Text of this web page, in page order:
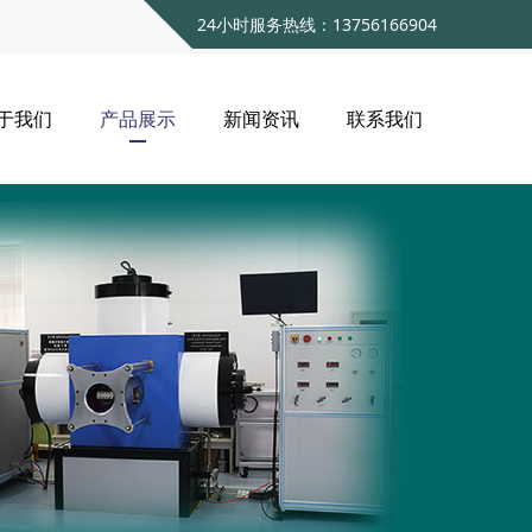
24小时服务热线：13756166904
我们 产品展示 新闻资讯 联系我们